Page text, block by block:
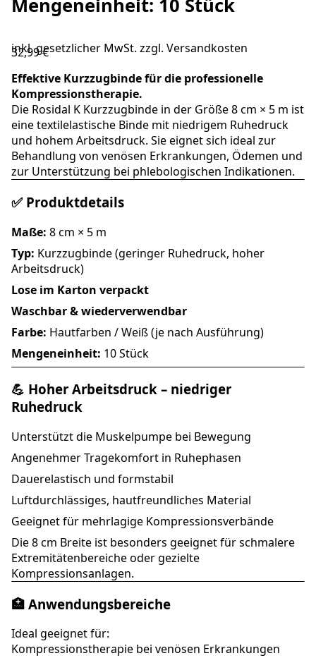
Mengeneinheit: 10 Stück
inkl. gesetzlicher MwSt. zzgl. Versandkosten
32,99 €
Effektive Kurzzugbinde für die professionelle
Kompressionstherapie.
Die Rosidal K Kurzzugbinde in der Größe 8 cm × 5 m ist
eine textilelastische Binde mit niedrigem Ruhedruck
und hohem Arbeitsdruck. Sie eignet sich ideal zur
Behandlung von venösen Erkrankungen, Ödemen und
zur Unterstützung bei phlebologischen Indikationen.
✅ Produktdetails
Maße: 8 cm × 5 m
Typ: Kurzzugbinde (geringer Ruhedruck, hoher
Arbeitsdruck)
Lose im Karton verpackt
Waschbar & wiederverwendbar
Farbe: Hautfarben / Weiß (je nach Ausführung)
Mengeneinheit: 10 Stück
💪 Hoher Arbeitsdruck – niedriger
Ruhedruck
Unterstützt die Muskelpumpe bei Bewegung
Angenehmer Tragekomfort in Ruhephasen
Dauerelastisch und formstabil
Luftdurchlässiges, hautfreundliches Material
Geeignet für mehrlagige Kompressionsverbände
Die 8 cm Breite ist besonders geeignet für schmalere
Extremitätenbereiche oder gezielte
Kompressionsanlagen.
🏥 Anwendungsbereiche
Ideal geeignet für:
Kompressionstherapie bei venösen Erkrankungen